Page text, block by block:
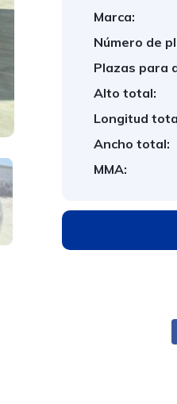
Marca:
Número de
Plazas para
Alto total:
Longitud
Ancho total:
MMA: